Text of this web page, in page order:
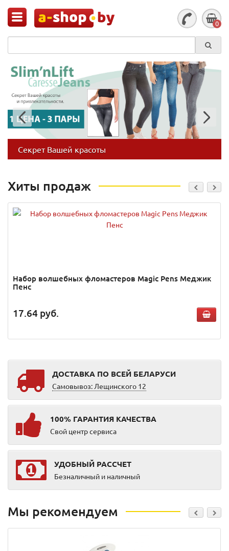
0
Секрет Вашей красоты
Хиты продаж
Набор волшебных фломастеров Magic Pens Меджик
Пенс
17.64 руб.
ДОСТАВКА ПО ВСЕЙ БЕЛАРУСИ
Самовывоз: Лещинского 12
100% ГАРАНТИЯ КАЧЕСТВА
Свой центр сервиса
УДОБНЫЙ РАССЧЕТ
Безналичный и наличный
Мы рекомендуем